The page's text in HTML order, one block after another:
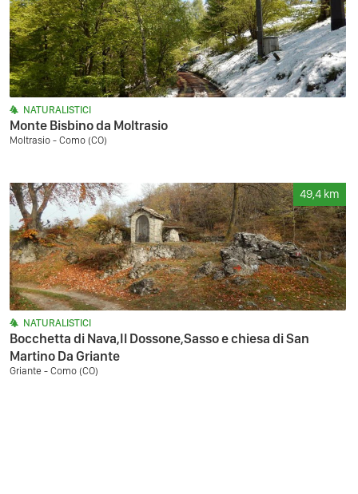
NATURALISTICI
Monte Bisbino da Moltrasio
Moltrasio - Como (CO)
49,4 km
NATURALISTICI
Bocchetta di Nava,Il Dossone,Sasso e chiesa di San
Martino Da Griante
Griante - Como (CO)